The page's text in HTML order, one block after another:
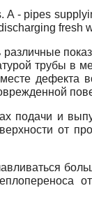
A - pipes
fresh
трубы в
дефекта
подачи и
от